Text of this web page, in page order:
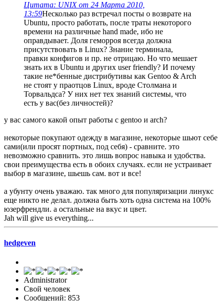
Цитата: UNIX от 24 Марта 2010,
13:59Несколько раз встречал посты о возврате на
Ubuntu, просто работать, после траты некоторого
времени на различные hand made, ибо не
оправдывает. Доля геморроя всегда должна
присутствовать в Linux? Знание терминала,
правки конфигов и пр. не отрицаю. Но что мешает
знать их в Ubuntu и других user friendly? И почему
такие не*бенные дистрибутивы как Gentoo & Arch
не стоят у праотцов Linux, вроде Столмана и
Торвальдса? У них нет тех знаний системы, что
есть у вас(без личностей)?
у вас самого какой опыт работы с gentoo и arch?
некоторые покупают одежду в магазине, некоторые шьют себе
сами(или просят портных, под себя) - сравните. это
невозможно сравнить. это лишь вопрос навыка и удобства.
свои преимущества есть в обоих случаях. если не устраивает
выбор в магазине, шьешь сам. вот и все!
а убунту очень уважаю. так много для популяризации линукс
еще никто не делал. должна быть хоть одна система на 100%
юзерфрендли. а остальные на вкус и цвет.
Jah will give us everything...
hedgeven
Administrator
Свой человек
Сообщений: 853